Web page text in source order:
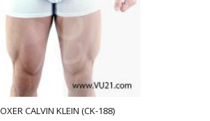
CALVIN KLEIN (CK-188)